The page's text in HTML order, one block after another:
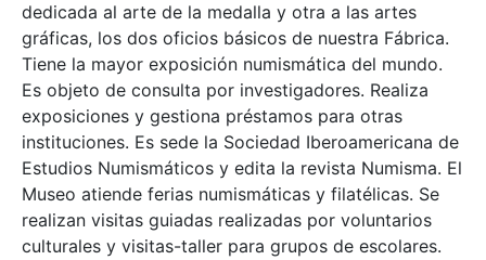
dedicada al arte de la medalla y otra a las artes
gráficas, los dos oficios básicos de nuestra Fábrica.
Tiene la mayor exposición numismática del mundo.
Es objeto de consulta por investigadores. Realiza
exposiciones y gestiona préstamos para otras
instituciones. Es sede la Sociedad Iberoamericana de
Estudios Numismáticos y edita la revista Numisma. El
Museo atiende ferias numismáticas y filatélicas. Se
realizan visitas guiadas realizadas por voluntarios
culturales y visitas-taller para grupos de escolares.